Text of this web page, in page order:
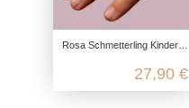
Rosa Schmetterling Kinder Ring aus recyceltem 925 Sterling Silber
27,90 €